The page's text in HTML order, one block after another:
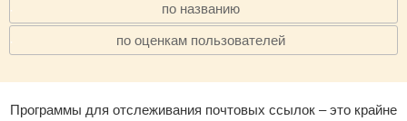
· по названию
· по оценкам пользователей
Программы для отслеживания почтовых ссылок – это крайне